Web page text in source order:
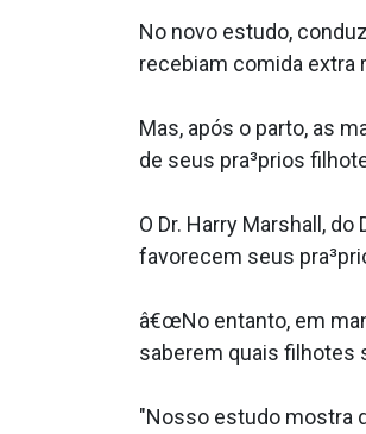
No novo estudo,
recebiam comida extra
Mas, após o parto, as
de seus pra³prios
O Dr. Harry Marshall,
favorecem seus
â€œNo entanto, em
saberem quais filhotes
"Nosso estudo mostra